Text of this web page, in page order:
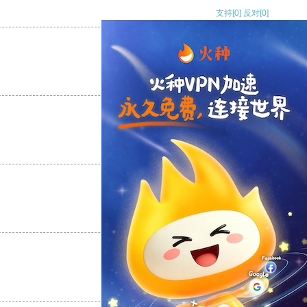
支持[0] 反对[0]
支持[0] 反对
支持
反对 [0]
支持[0] 反对[0]